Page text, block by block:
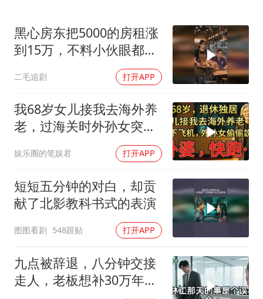
郑国霖回应去景区上班被保安拦下
CIA被曝已秘密设立古巴工作组
曝韩足协曾为外籍裁判安排性招待
萧敬腾：不忍心让妻子承受生育的苦
奋进开新局 实干挑大梁
黑心房东把5000的房租涨
到15万，不料小伙眼都不
二毛追剧 打开APP
我68岁女儿接我去海外养
老，过海关时外孙女突然
娱乐圈的笔娱君 打开APP
短短五分钟的对白，却贡
献了北影教科书式的表演
图图看剧 548跟贴 打开APP
九点被辞退，八分钟交接
走人，老板想补30万年终